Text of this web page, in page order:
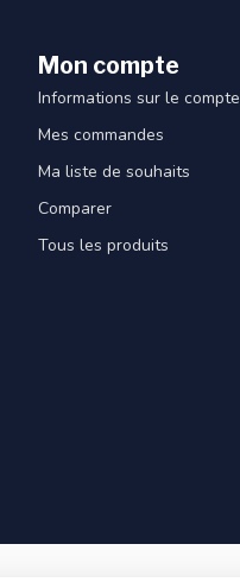
Mon compte
Informations sur le compte
Mes commandes
Ma liste de souhaits
Comparer
Tous les produits